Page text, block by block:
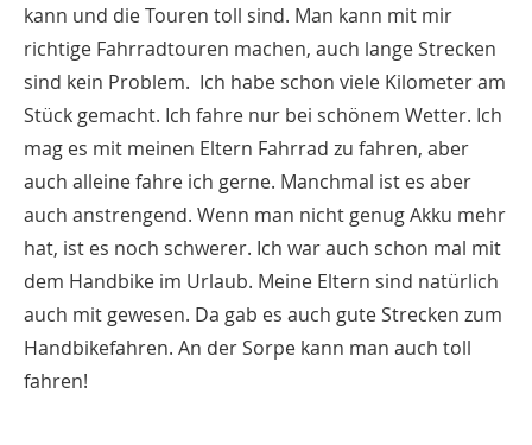
kann und die Touren toll sind. Man kann mit mir
richtige Fahrradtouren machen, auch lange Strecken
sind kein Problem. Ich habe schon viele Kilometer am
Stück gemacht. Ich fahre nur bei schönem Wetter. Ich
mag es mit meinen Eltern Fahrrad zu fahren, aber
auch alleine fahre ich gerne. Manchmal ist es aber
auch anstrengend. Wenn man nicht genug Akku mehr
hat, ist es noch schwerer. Ich war auch schon mal mit
dem Handbike im Urlaub. Meine Eltern sind natürlich
auch mit gewesen. Da gab es auch gute Strecken zum
Handbikefahren. An der Sorpe kann man auch toll
fahren!